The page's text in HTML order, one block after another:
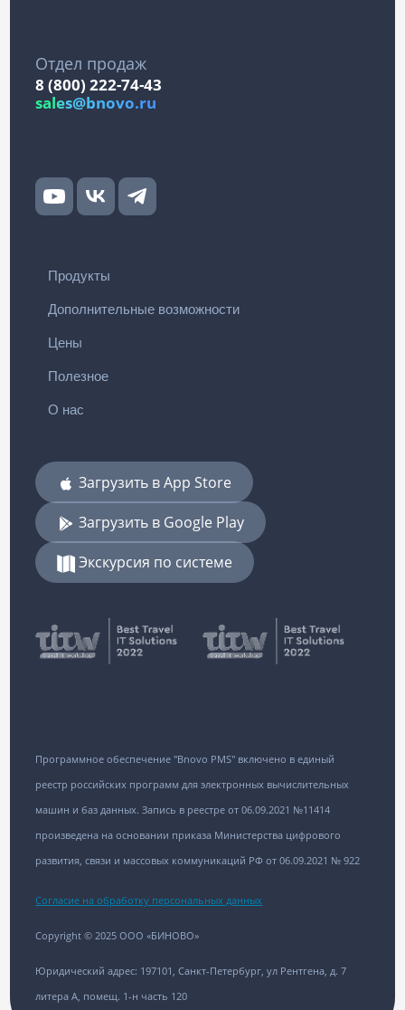
Отдел продаж
8 (800) 222-74-43
sales@bnovo.ru
Продукты
Дополнительные возможности
Цены
Полезное
О нас
Загрузить в App Store
Загрузить в Google Play
Экскурсия по системе
Программное обеспечение "Bnovo PMS" включено в единый
реестр российских программ для электронных вычислительных
машин и баз данных. Запись в реестре от 06.09.2021 №11414
произведена на основании приказа Министерства цифрового
развития, связи и массовых коммуникаций РФ от 06.09.2021 № 922
Согласие на обработку персональных данных
Copyright © 2025 ООО «БИНОВО»
Юридический адрес: 197101, Санкт-Петербург, ул Рентгена, д. 7
литера А, помещ. 1-н часть 120